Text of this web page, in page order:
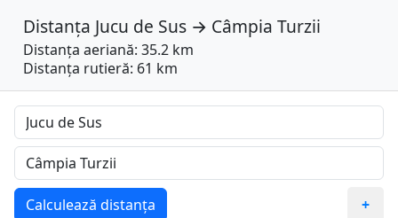
Distanța Jucu de Sus → Câmpia Turzii
Distanța aeriană: 35.2 km
Distanța rutieră: 61 km
Calculează distanța +